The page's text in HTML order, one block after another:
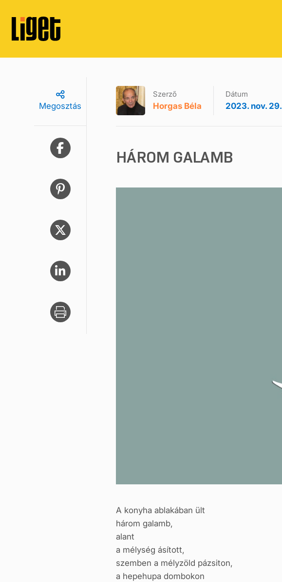
Megosztás
Szerző
Horgas Béla
Dátum
2023. nov. 29.
HÁROM GALAMB
A konyha ablakában ült
három galamb,
alant
a mélység ásított,
szemben a mélyzöld pázsiton,
a hepehupa dombokon